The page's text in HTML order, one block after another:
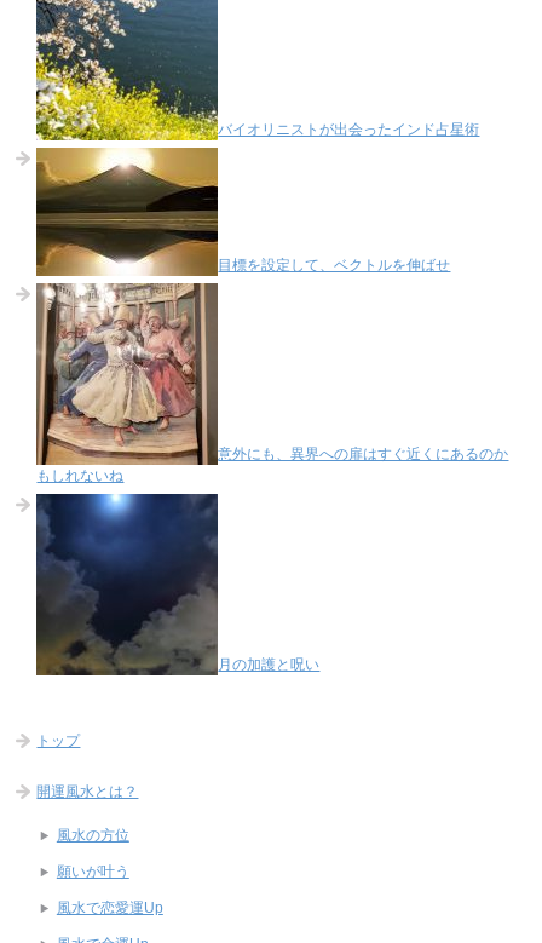
バイオリニストが出会ったインド占星術
目標を設定して、ベクトルを伸ばせ
意外にも、異界への扉はすぐ近くにあるのか
もしれないね
月の加護と呪い
トップ
開運風水とは？
風水の方位
願いが叶う
風水で恋愛運Up